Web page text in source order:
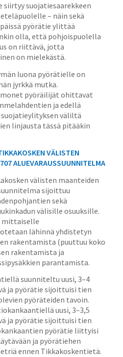
siirtyy suojatiesaarekkeen
– näin sekä
pyörätie ylittää
olla, että pohjoispuolella
on riittävä, jotta
on mielekästä.
luona pyörätielle on
jyrkkä mutka.
pyöräilijät ohittavat
ja edellä
väliltä
linjausta tässä pitääkin
VÄLISTEN
ALUEVARAUSSUUNNITELMA
välisten maanteiden
sijoittuu
sekä
välisille osuuksille.
mittaiselle
lähinnä yhdistetyn
rakentamista (puuttuu koko
rakentamista ja
parantamista.
suunniteltu uusi, 3–4
ja pyörätie sijoittuisi tien
pyöräteiden tavoin.
uusi, 3–3,5
ja pyörätie sijoittuisi tien
pyörätie liittyisi
ja pyörätiehen
ennen Tikkakoskentietä.